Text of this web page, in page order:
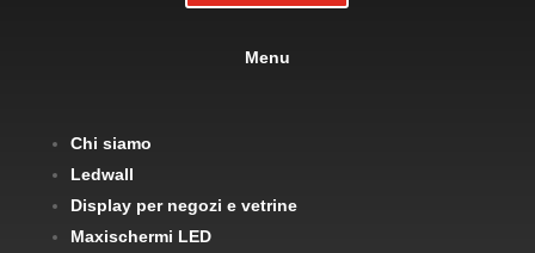
Menu
Chi siamo
Ledwall
Display per negozi e vetrine
Maxischermi LED